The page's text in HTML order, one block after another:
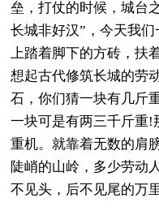
垒，打仗的时候，城台
长城非好汉”，今天我
上踏着脚下的方砖，扶
想起古代修筑长城的劳
石，你们猜一块有几斤
一块可是有两三千斤重!
重机。就靠着无数的肩
陡峭的山岭，多少劳动
不见头，后不见尾的万